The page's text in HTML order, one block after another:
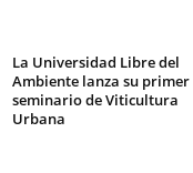
La Universidad Libre del
Ambiente lanza su primer
seminario de Viticultura
Urbana